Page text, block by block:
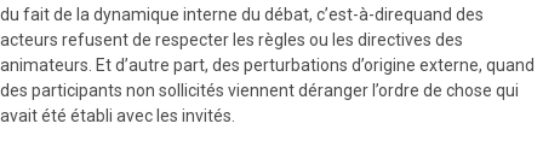
du fait de la dynamique interne du débat, c’est-à-direquand des
acteurs refusent de respecter les règles ou les directives des
animateurs. Et d’autre part, des perturbations d’origine externe, quand
des participants non sollicités viennent déranger l’ordre de chose qui
avait été établi avec les invités.